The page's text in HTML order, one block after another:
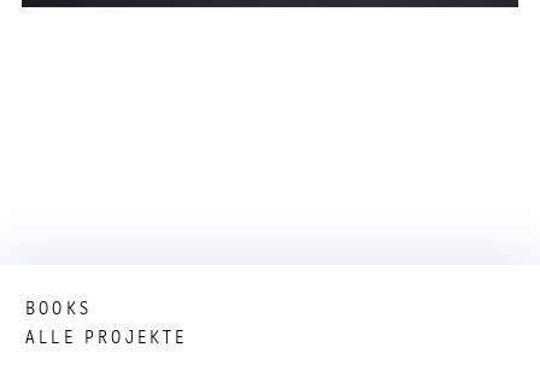
BOOKS
ALLE PROJEKTE